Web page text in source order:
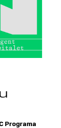
Programa